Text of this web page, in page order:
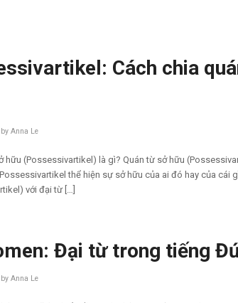
Cách chia
byAnna Le
hữu (Possessivartikel) là gì? Quán từ sở hữu
thể hiện sự sở hữu của ai đó hay của cái
với đại từ […]
Đại từ trong tiếng
byAnna Le